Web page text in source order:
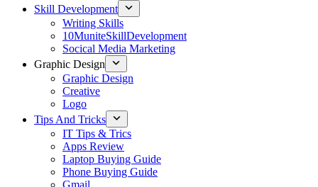
Skill Development
Writing Skills
10MuniteSkillDevelopment
Socical Media Marketing
Graphic Design
Graphic Design
Creative
Logo
Tips And Tricks
IT Tips & Trics
Apps Review
Laptop Buying Guide
Phone Buying Guide
Gmail